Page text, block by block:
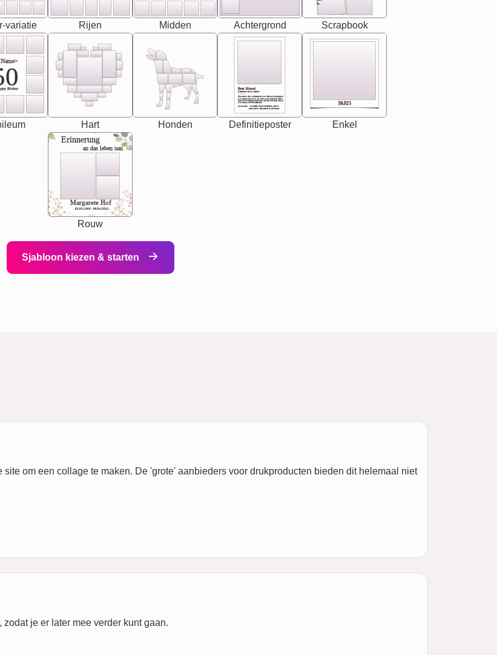
variatie Rijen Midden Achtergrond Scrapbook
Birday-
Hart Honden
Best Friend
[<NAME>] Noun, feminie
Synonyms: Soulmate, closet confidante, sister at
heart person, life partner in adventure.
The person who understands you without explanation
you accepts just as you are. She's your partner in life's,
chaos your biggest supporter, and the one with whom
you share your best memories.
Definitieposter
PARIS
Enkel
Erinnerung
an das leben uan
Margarete Hof
02.05.1940 - 08.04.2021
Rouw
Sjabloon kiezen & starten
om een collage te maken. De 'grote' aanbieders voor drukproducten bieden dit helemaal niet
je er later mee verder kunt gaan.